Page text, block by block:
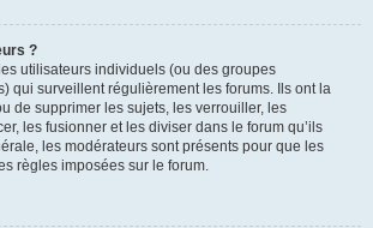
?
utilisateurs individuels (ou des groupes
qui surveillent régulièrement les forums. Ils ont la
de supprimer les sujets, les verrouiller, les
les fusionner et les diviser dans le forum qu’ils
les modérateurs sont présents pour que les
règles imposées sur le forum.